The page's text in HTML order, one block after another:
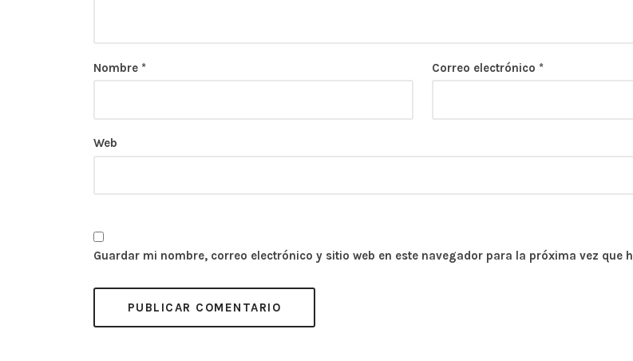
Nombre * Correo electrónico *
Web
Guardar mi nombre, correo electrónico y sitio web en este navegador para la próxima vez que